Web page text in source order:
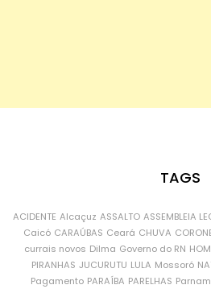
TAGS
ACIDENTE Alcaçuz ASSALTO ASSEMBLEIA
Caicó CARAÚBAS Ceará CHUVA
currais novos Dilma Governo do RN
PIRANHAS JUCURUTU LULA Mossoró
Pagamento PARAÍBA PARELHAS